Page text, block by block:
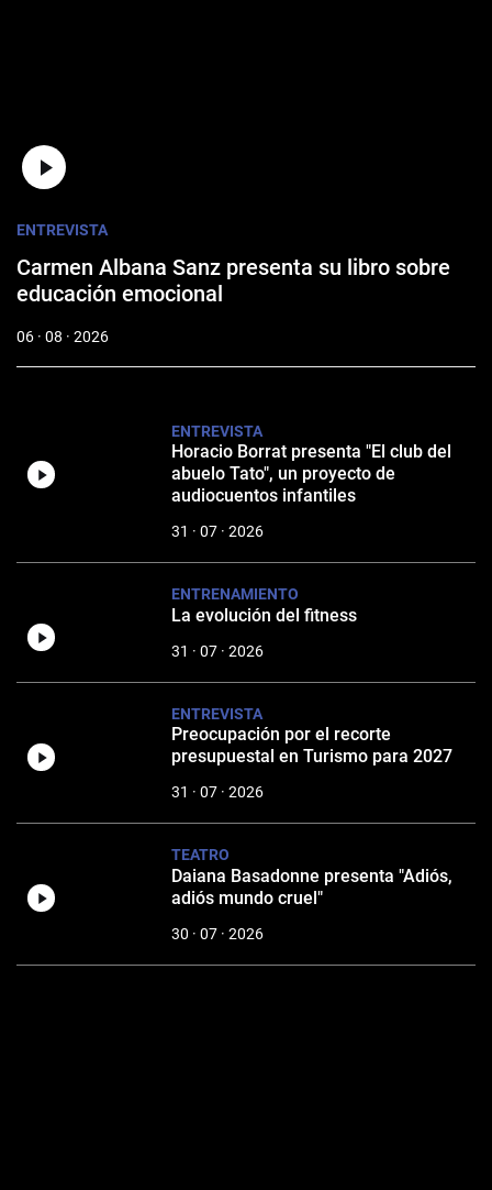
ENTREVISTA
Carmen Albana Sanz presenta su libro sobre
educación emocional
06 · 08 · 2026
ENTREVISTA
Horacio Borrat presenta "El club del
abuelo Tato", un proyecto de
audiocuentos infantiles
31 · 07 · 2026
ENTRENAMIENTO
La evolución del fitness
31 · 07 · 2026
ENTREVISTA
Preocupación por el recorte
presupuestal en Turismo para 2027
31 · 07 · 2026
TEATRO
Daiana Basadonne presenta "Adiós,
adiós mundo cruel"
30 · 07 · 2026